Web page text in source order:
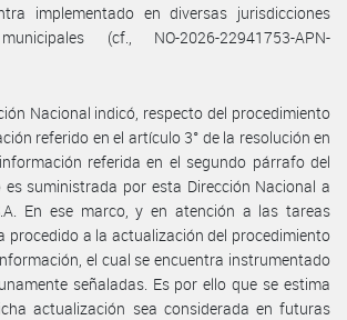
implementado en diversas jurisdicciones
(cf., NO-2026-22941753-APN-
Nacional indicó, respecto del procedimiento
referido en el artículo 3° de la resolución en
referida en el segundo párrafo del
suministrada por esta Dirección Nacional a
En ese marco, y en atención a las tareas
procedido a la actualización del procedimiento
el cual se encuentra instrumentado
señaladas. Es por ello que se estima
actualización sea considerada en futuras